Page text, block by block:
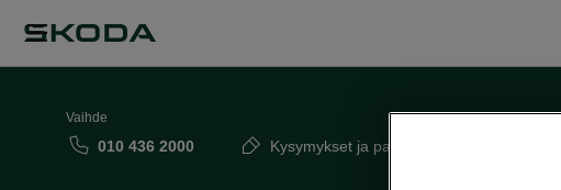
Vaihde
010 436 2000 Kysymykset ja palaute